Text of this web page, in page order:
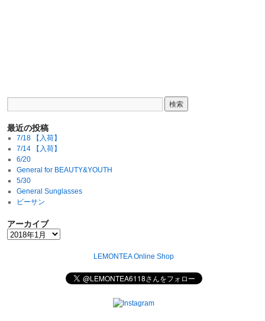
最近の投稿
7/18 【入荷】
7/14 【入荷】
6/20
General for BEAUTY&YOUTH
5/30
General Sunglasses
ビーサン
アーカイブ
LEMONTEA Online Shop